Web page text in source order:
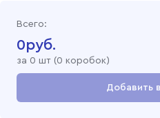
Всего:
0руб.
за 0 шт (0 коробок)
Добавить